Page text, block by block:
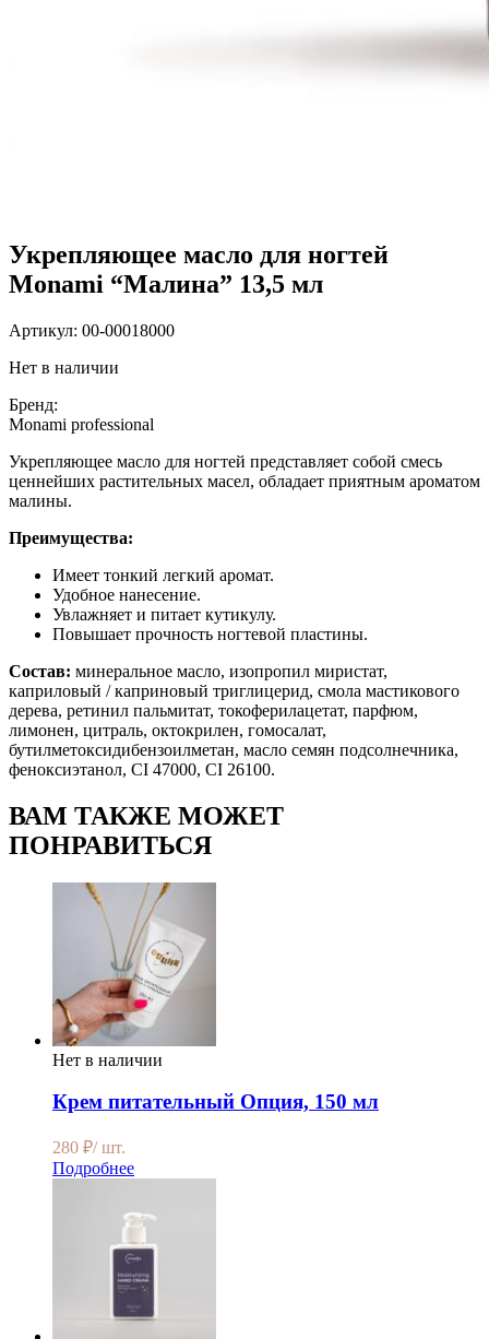
Укрепляющее масло для ногтей
Monami “Малина” 13,5 мл
Артикул: 00-00018000
Нет в наличии
Бренд:
Monami professional
Укрепляющее масло для ногтей представляет собой смесь
ценнейших растительных масел, обладает приятным ароматом
малины.
Преимущества:
Имеет тонкий легкий аромат.
Удобное нанесение.
Увлажняет и питает кутикулу.
Повышает прочность ногтевой пластины.
Состав: минеральное масло, изопропил миристат,
каприловый / каприновый триглицерид, смола мастикового
дерева, ретинил пальмитат, токоферилацетат, парфюм,
лимонен, цитраль, октокрилен, гомосалат,
бутилметоксидибензоилметан, масло семян подсолнечника,
феноксиэтанол, СI 47000, CI 26100.
ВАМ ТАКЖЕ МОЖЕТ
ПОНРАВИТЬСЯ
Нет в наличии
Крем питательный Опция, 150 мл
280 ₽/ шт.
Подробнее